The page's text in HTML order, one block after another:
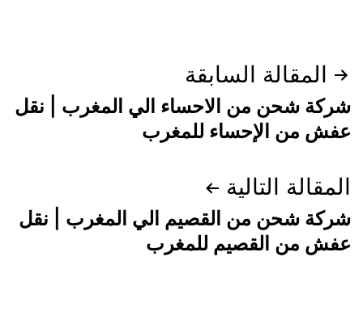
تصفّح
المقالات
المقالة السابقة
شركة شحن من الاحساء الي المغرب | نقل
عفش من الإحساء للمغرب
المقالة التالية
شركة شحن من القصيم الي المغرب | نقل
عفش من القصيم للمغرب